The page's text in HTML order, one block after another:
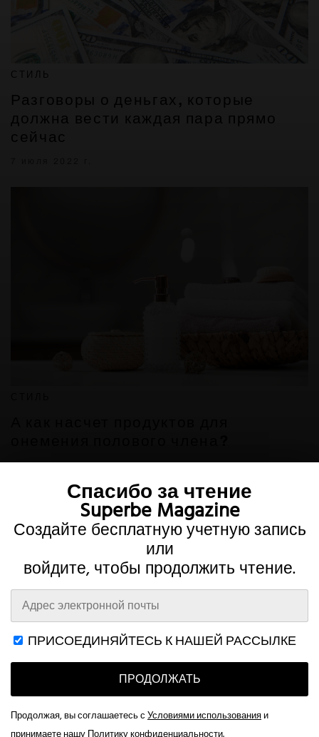
СТИЛЬ
Разговоры о деньгах, которые
должна вести каждая пара прямо
сейчас
7 июля 2022 г.
Спасибо за чтение
Superbe Magazine
Создайте бесплатную учетную запись
или
войдите, чтобы продолжить чтение.
ПРИСОЕДИНЯЙТЕСЬ К НАШЕЙ РАССЫЛКЕ
ПРОДОЛЖАТЬ
Продолжая, вы соглашаетесь сУсловиями использованияи
provide additional functionality.Read more
Twitter Instagram
Конфиденциальность
© 2026 Superbe Magazine